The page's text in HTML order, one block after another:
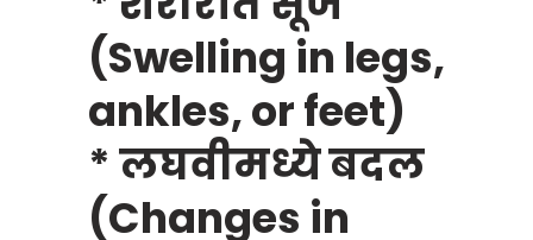
(Swelling in legs,
ankles, or feet)
* लघवीमध्ये बदल
(Changes in